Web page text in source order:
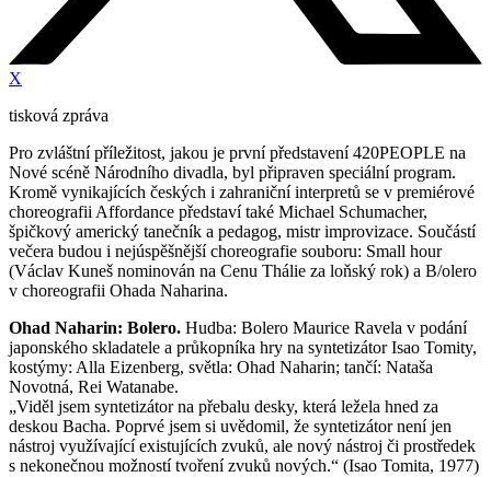
X
tisková zpráva
Pro zvláštní příležitost, jakou je první představení 420PEOPLE na
Nové scéně Národního divadla, byl připraven speciální program.
Kromě vynikajících českých i zahraniční interpretů se v premiérové
choreografii Affordance představí také Michael Schumacher,
špičkový americký tanečník a pedagog, mistr improvizace. Součástí
večera budou i nejúspěšnější choreografie souboru: Small hour
(Václav Kuneš nominován na Cenu Thálie za loňský rok) a B/olero
v choreografii Ohada Naharina.
Ohad Naharin: Bolero. Hudba: Bolero Maurice Ravela v podání
japonského skladatele a průkopníka hry na syntetizátor Isao Tomity,
kostýmy: Alla Eizenberg, světla: Ohad Naharin; tančí: Nataša
Novotná, Rei Watanabe.
„Viděl jsem syntetizátor na přebalu desky, která ležela hned za
deskou Bacha. Poprvé jsem si uvědomil, že syntetizátor není jen
nástroj využívající existujících zvuků, ale nový nástroj či prostředek
s nekonečnou možností tvoření zvuků nových.“ (Isao Tomita, 1977)